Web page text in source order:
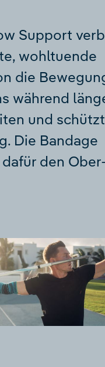
Support
wohltuende
die
während
und
Die Bandage
den